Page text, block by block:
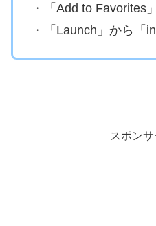
・「Add to Favorites
・「Launch」から「
スポン